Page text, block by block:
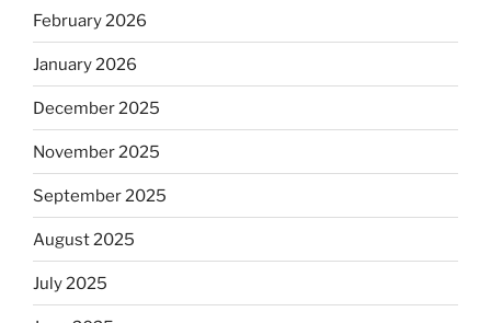
February 2026
January 2026
December 2025
November 2025
September 2025
August 2025
July 2025